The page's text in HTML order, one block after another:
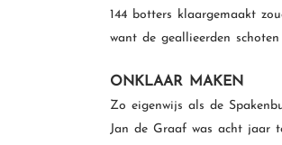
144 botters klaargemaakt
want de geallieerden schoten
ONKLAAR MAKEN
Zo eigenwijs als de
Jan de Graaf was acht jaar